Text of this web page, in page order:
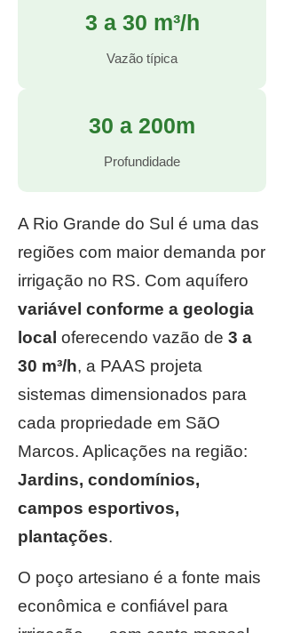
3 a 30 m³/h
Vazão típica
30 a 200m
Profundidade
A Rio Grande do Sul é uma das
regiões com maior demanda por
irrigação no RS. Com aquífero
variável conforme a geologia
local oferecendo vazão de 3 a
30 m³/h, a PAAS projeta
sistemas dimensionados para
cada propriedade em SãO
Marcos. Aplicações na região:
Jardins, condomínios,
campos esportivos,
plantações.
O poço artesiano é a fonte mais
econômica e confiável para